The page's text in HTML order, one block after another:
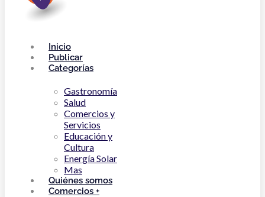
Inicio
Publicar
Categorías
Gastronomía
Salud
Comercios y
Servicios
Educación y
Cultura
Energía Solar
Mas
Quiénes somos
Comercios +